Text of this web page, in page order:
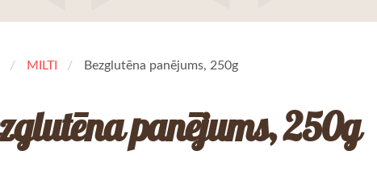
MILTI Bezglutēna panējums, 250g
panējums, 250g